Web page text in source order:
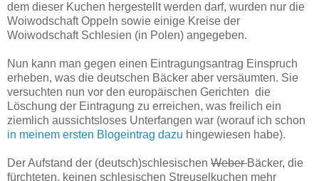
dem dieser Kuchen hergestellt werden darf, wurden nur die
Woiwodschaft Oppeln sowie einige Kreise der
Woiwodschaft Schlesien (in Polen) angegeben.
Nun kann man gegen einen Eintragungsantrag Einspruch
erheben, was die deutschen Bäcker aber versäumten. Sie
versuchten nun vor den europäischen Gerichten die
Löschung der Eintragung zu erreichen, was freilich ein
ziemlich aussichtsloses Unterfangen war (worauf ich schon
in meinem ersten Blogeintrag dazu hingewiesen habe).
Der Aufstand der (deutsch)schlesischen WeberBäcker, die
fürchteten, keinen schlesischen Streuselkuchen mehr